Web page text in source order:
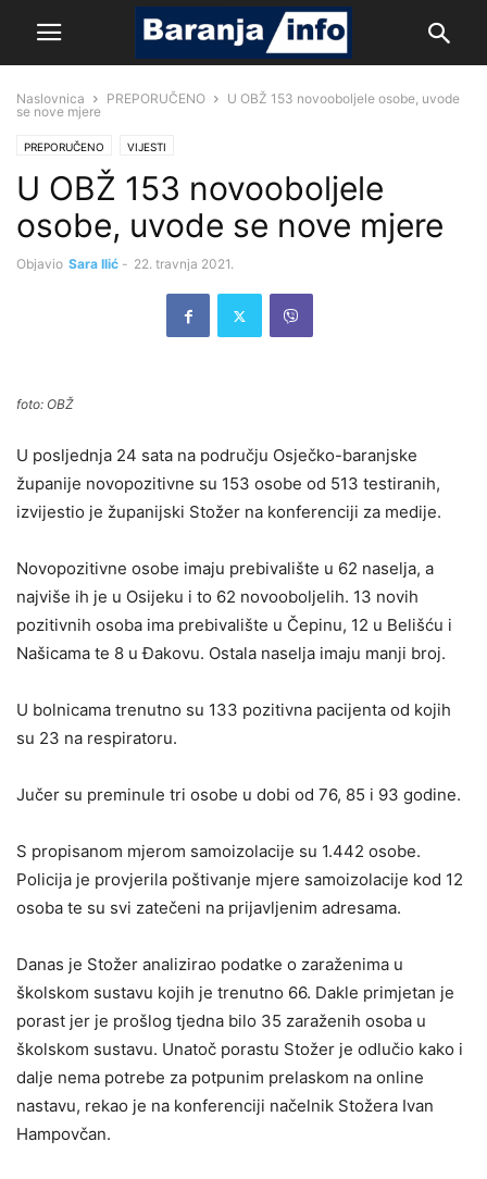
Naslovnica PREPORUČENO
U OBŽ 153 novooboljele osobe, uvode
se nove mjere
PREPORUČENO VIJESTI
U OBŽ 153 novooboljele
osobe, uvode se nove mjere
Objavio Sara Ilić - 22. travnja 2021.
foto: OBŽ
U posljednja 24 sata na području Osječko-baranjske
županije novopozitivne su 153 osobe od 513 testiranih,
izvijestio je županijski Stožer na konferenciji za medije.
Novopozitivne osobe imaju prebivalište u 62 naselja, a
najviše ih je u Osijeku i to 62 novooboljelih. 13 novih
pozitivnih osoba ima prebivalište u Čepinu, 12 u Belišću i
Našicama te 8 u Đakovu. Ostala naselja imaju manji broj.
U bolnicama trenutno su 133 pozitivna pacijenta od kojih
su 23 na respiratoru.
Jučer su preminule tri osobe u dobi od 76, 85 i 93 godine.
S propisanom mjerom samoizolacije su 1.442 osobe.
Policija je provjerila poštivanje mjere samoizolacije kod 12
osoba te su svi zatečeni na prijavljenim adresama.
Danas je Stožer analizirao podatke o zaraženima u
školskom sustavu kojih je trenutno 66. Dakle primjetan je
porast jer je prošlog tjedna bilo 35 zaraženih osoba u
školskom sustavu. Unatoč porastu Stožer je odlučio kako i
dalje nema potrebe za potpunim prelaskom na online
nastavu, rekao je na konferenciji načelnik Stožera Ivan
Hampovčan.